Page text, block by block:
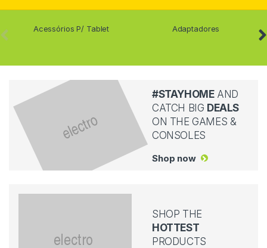
Acessórios P/ Tablet Adaptadores
#STAYHOMEAND
CATCH BIG DEALS
ON THE GAMES &
CONSOLES
Shop now
SHOP THE
HOTTEST
PRODUCTS